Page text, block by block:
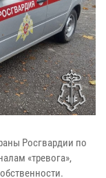
Росгвардии по
«тревога»,